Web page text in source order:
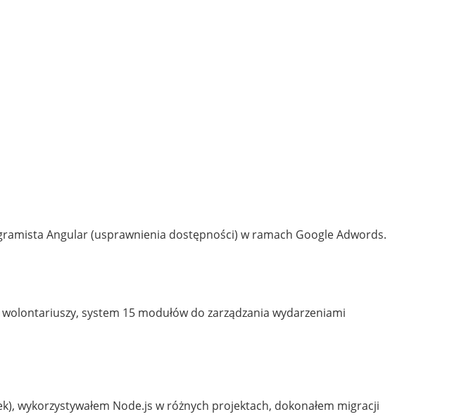
Angular (usprawnienia dostępności) w ramach Google Adwords.
system 15 modułów do zarządzania wydarzeniami
wykorzystywałem Node.js w różnych projektach, dokonałem migracji